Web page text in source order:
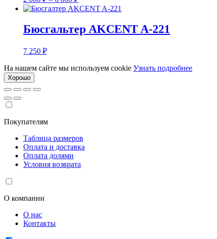
цен:
2
000 ₽
–
Бюсгальтер AKCENT A-221
7 250 ₽
На нашем сайте мы используем cookie Узнать подробнее
Хорошо
Покупателям
Таблица размеров
Оплата и доставка
Оплата долями
Условия возврата
О компании
О нас
Контакты